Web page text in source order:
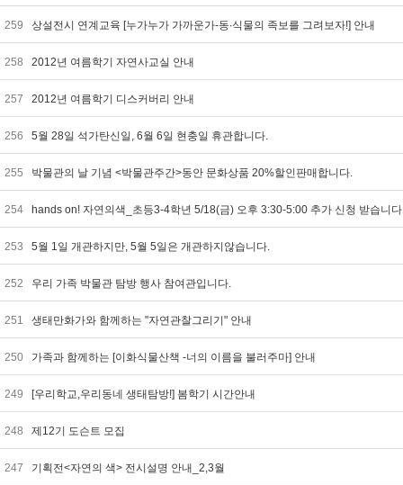
259 상설전시 연계교육 [누가누가 가까운가-동∙식물의 족보를 그려보자!] 안내
258 2012년 여름학기 자연사교실 안내
257 2012년 여름학기 디스커버리 안내
256 5월 28일 석가탄신일, 6월 6일 현충일 휴관합니다.
255 박물관의 날 기념 <박물관주간>동안 문화상품 20%할인판매합니다.
254 hands on! 자연의색_초등3-4학년 5/18(금) 오후 3:30-5:00 추가 신청 받습니
253 5월 1일 개관하지만, 5월 5일은 개관하지않습니다.
252 우리 가족 박물관 탐방 행사 참여관입니다.
251 생태만화가와 함께하는 "자연관찰그리기" 안내
250 가족과 함께하는 [이화식물산책 -너의 이름을 불러주마] 안내
249 [우리학교,우리동네 생태탐방!] 봄학기 시간안내
248 제12기 도슨트 모집
247 기획전<자연의 색> 전시설명 안내_2,3월